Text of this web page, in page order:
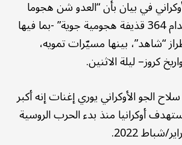
في بيان بأن “العدو شن هجوما
ضد أوكرانيا باستخدام 364 قذيفة هجومية جوية” -بما فيها
طراز “شاهد”، بينها مسيّرات تمويه،
الجو الأوكراني يوري إغنات إنه أكبر
أوكرانيا منذ بدء الحرب الروسية
شباط 2022.